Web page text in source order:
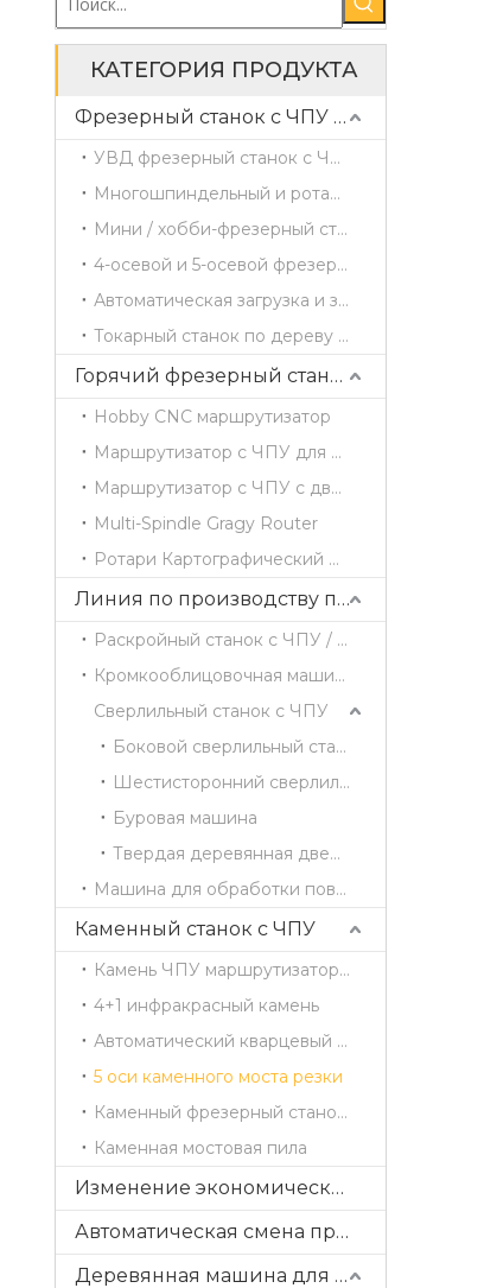
КАТЕГОРИЯ ПРОДУКТА
Фрезерный станок с ЧПУ по дереву
УВД фрезерный станок с ЧПУ
Многошпиндельный и ротационный фрезерный станок с ЧПУ
Мини / хобби-фрезерный станок с ЧПУ
4-осевой и 5-осевой фрезерный станок с ЧПУ
Автоматическая загрузка и загрузка маршрутизатора ЧПУ
Токарный станок по дереву с ЧПУ
Горячий фрезерный станок с ЧПУ
Hobby CNC маршрутизатор
Маршрутизатор с ЧПУ для одиночной головы
Маршрутизатор с ЧПУ с двойной головкой
Multi-Spindle Gragy Router
Ротари Картографический маршрутизатор
Линия по производству панельной мебели
Раскройный станок с ЧПУ / Станок для резки древесины
Кромкооблицовочная машина
Сверлильный станок с ЧПУ
Боковой сверлильный станок
Шестисторонний сверлильный станок
Буровая машина
Твердая деревянная дверь 4 стороны режущая машина
Машина для обработки поверхности
Каменный станок с ЧПУ
Камень ЧПУ маршрутизатор CX1325
4+1 инфракрасный камень
Автоматический кварцевый центр обработки CX3015
5 оси каменного моста резки
Каменный фрезерный станок с ЧПУ
Каменная мостовая пила
Изменение экономических прямых инструментов
Автоматическая смена прямых инструментов
Деревянная машина для резки